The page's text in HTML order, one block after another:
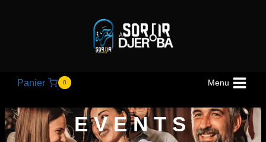
Panier 0 Menu
EVENTS